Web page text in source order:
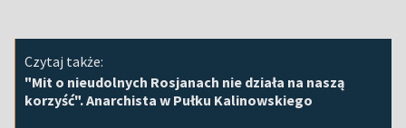
Czytaj także:
"Mit o nieudolnych Rosjanach nie działa na naszą
korzyść". Anarchista w Pułku Kalinowskiego